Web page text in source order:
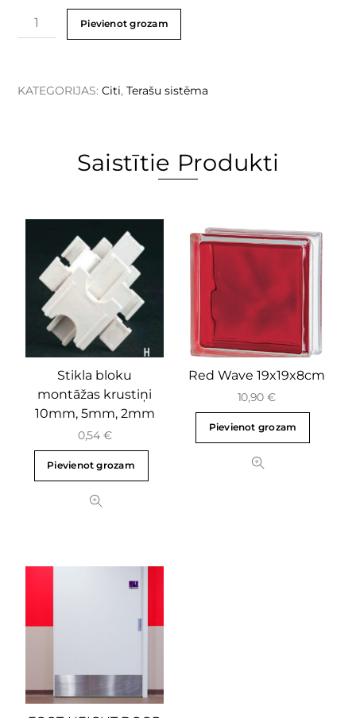
Pievienot grozam
KATEGORIJAS:Citi,Terašu sistēma
Saistītie Produkti
Stikla bloku
montāžas krustiņi
10mm, 5mm, 2mm
0,54 €
Pievienot grozam
Red Wave 19x19x8cm
10,90 €
Pievienot grozam